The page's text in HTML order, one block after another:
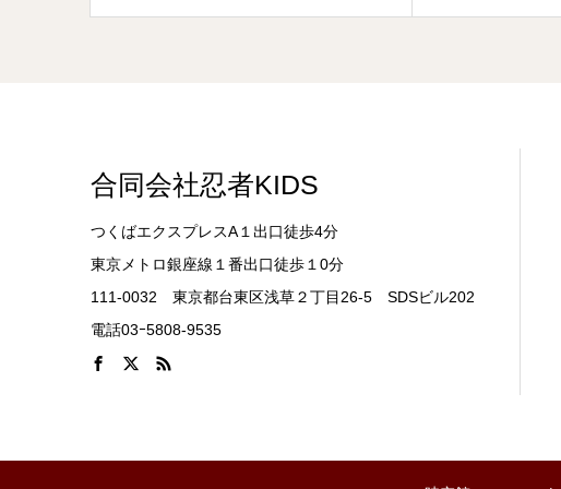
合同会社忍者KIDS
つくばエクスプレスA１出口徒歩4分
東京メトロ銀座線１番出口徒歩１0分
111-0032 東京都台東区浅草２丁目26-5 SDSビル202
電話03ｰ5808-9535